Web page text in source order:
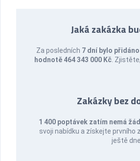
Jaká zakázka
Za posledních 7 dní bylo
hodnotě 464 343 000 Kč .
Zakázky bez
1 400 poptávek zatím nemá
svoji nabídku a získejte prvního
ještě